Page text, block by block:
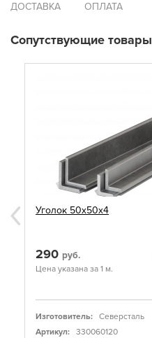
ДОСТАВКА ОПЛАТА
Сопутствующие товары
Уголок 50х50х4
290 руб.
Цена указана за 1 м.
Изготовитель:
Северсталь
Артикул:
330060120